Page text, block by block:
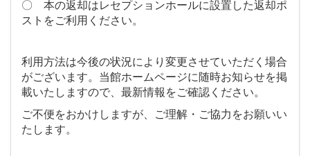
〇 本の返却はレセプションホールに設置した返却ポ
ストをご利用ください。
利用方法は今後の状況により変更させていただく場合
がございます。当館ホームページに随時お知らせを掲
載いたしますので、最新情報をご確認ください。
ご不便をおかけしますが、ご理解・ご協力をお願いい
たします。